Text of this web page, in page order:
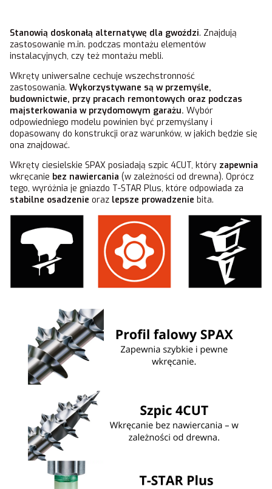
Stanowią doskonałą alternatywę dla gwoździ. Znajdują
zastosowanie m.in. podczas montażu elementów
instalacyjnych, czy też montażu mebli.
Wkręty uniwersalne cechuje wszechstronność
zastosowania. Wykorzystywane są w przemyśle,
budownictwie, przy pracach remontowych oraz podczas
majsterkowania w przydomowym garażu. Wybór
odpowiedniego modelu powinien być przemyślany i
dopasowany do konstrukcji oraz warunków, w jakich będzie się
ona znajdować.
Wkręty ciesielskie SPAX posiadają szpic 4CUT, który zapewnia
wkręcanie bez nawiercania (w zależności od drewna). Oprócz
tego, wyróżnia je gniazdo T-STAR Plus, które odpowiada za
stabilne osadzenie oraz lepsze prowadzenie bita.